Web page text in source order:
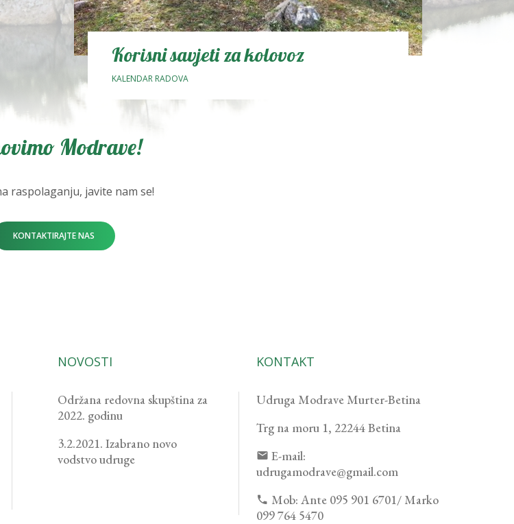
Korisni savjeti za kolovoz
KALENDAR RADOVA
Modrave!
raspolaganju, javite nam se!
KONTAKTIRAJTE NAS
NOVOSTI
Održana redovna skupština za
2022. godinu
3.2.2021. Izabrano novo
vodstvo udruge
KONTAKT
Udruga Modrave Murter-Betina
Trg na moru 1, 22244 Betina
E-mail:
udrugamodrave@gmail.com
Mob:Ante 095 901 6701/ Marko
099 764 5470